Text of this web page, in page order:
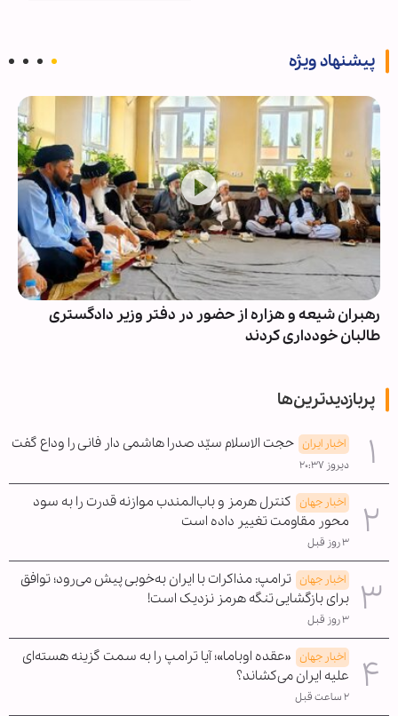
پیشنهاد ویژه
رهبران شیعه و هزاره از حضور در دفتر وزیر دادگستری
طالبان خودداری کردند
پربازدیدترین‌ها
اخبار ایران حجت الاسلام سیّد صدرا هاشمی دار فانی را وداع گفت
دیروز ۲۰:۳۷
اخبار جهان کنترل هرمز و باب‌المندب موازنه قدرت را به سود
محور مقاومت تغییر داده است
۳ روز قبل
اخبار جهان ترامپ: مذاکرات با ایران به‌خوبی پیش می‌رود؛ توافق
برای بازگشایی تنگه هرمز نزدیک است!
۳ روز قبل
اخبار جهان «عقده اوباما»؛ آیا ترامپ را به سمت گزینه هسته‌ای
علیه ایران می‌کشاند؟
۲ ساعت قبل